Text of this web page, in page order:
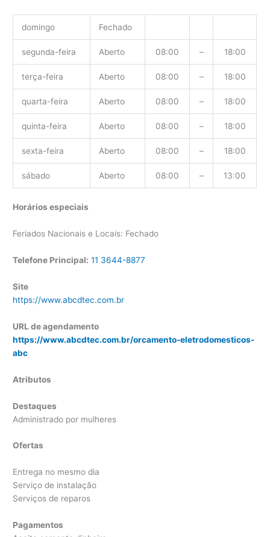
domingo Fechado
segunda-feira Aberto 08:00 – 18:00
terça-feira Aberto 08:00 – 18:00
quarta-feira Aberto 08:00 – 18:00
quinta-feira Aberto 08:00 – 18:00
sexta-feira Aberto 08:00 – 18:00
sábado Aberto 08:00 – 13:00
Horários especiais
Feriados Nacionais e Locais: Fechado
Telefone Principal: 11 3644-8877
Site
https://www.abcdtec.com.br
URL de agendamento
https://www.abcdtec.com.br/orcamento-eletrodomesticos-
abc
Atributos
Destaques
Administrado por mulheres
Ofertas
Entrega no mesmo dia
Serviço de instalação
Serviços de reparos
Pagamentos